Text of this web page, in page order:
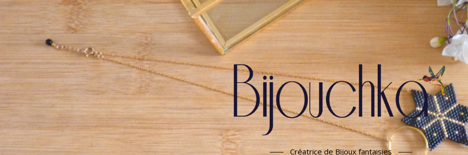
Créatrice de Bijoux fantaisies